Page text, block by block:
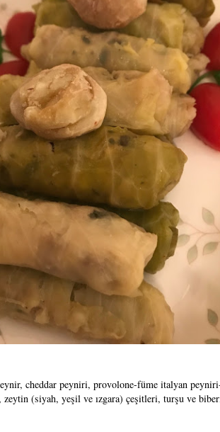
cheddar peyniri, provolone-füme italyan
(siyah, yeşil ve ızgara) çeşitleri, turşu ve